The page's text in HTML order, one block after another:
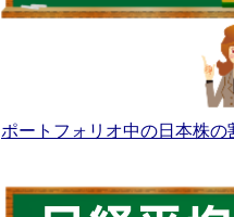
ポートフォリオ中の日本株の